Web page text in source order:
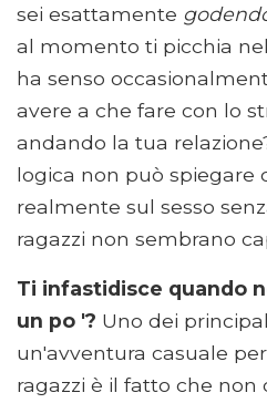
sei esattamente
al momento ti picchia
ha senso
avere a che fare con lo
andando la tua
logica non può spiegare
realmente sul sesso
ragazzi non sembrano
Ti infastidisce quando
un po '? Uno dei
un'avventura casuale
ragazzi è il fatto che